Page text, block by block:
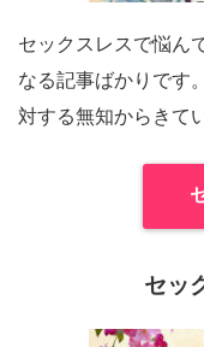
セックスレスで悩ん
なる記事ばかりです
対する無知からきて
セッ